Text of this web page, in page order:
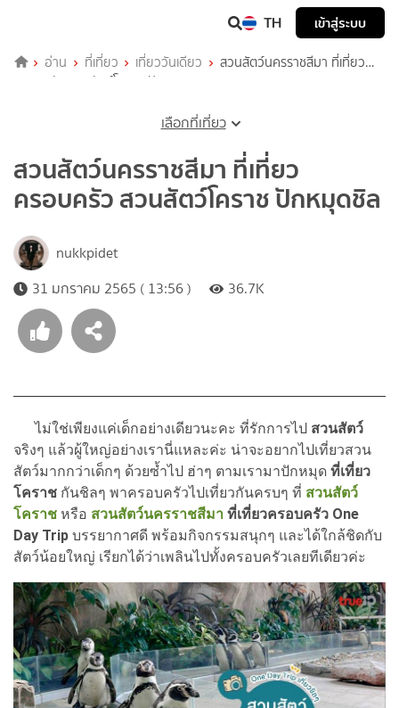
TH เข้าสู่ระบบ
อ่าน ที่เที่ยว เที่ยววันเดียว
สวนสัตว์นครราชสีมา ที่เที่ยว
ครอบครัว สวนสัตว์โคราช ปักหมุดชิล
เลือกที่เที่ยว
สวนสัตว์นครราชสีมา ที่เที่ยว
ครอบครัว สวนสัตว์โคราช ปักหมุดชิล
nukkpidet
31 มกราคม 2565 ( 13:56 )
36.7K
ไม่ใช่เพียงแค่เด็กอย่างเดียวนะคะ ที่รักการไป สวนสัตว์
จริงๆ แล้วผู้ใหญ่อย่างเรานี่แหละค่ะ น่าจะอยากไปเที่ยวสวน
สัตว์มากกว่าเด็กๆ ด้วยซ้ำไป ฮ่าๆ ตามเรามาปักหมุด ที่เที่ยว
โคราช กันชิลๆ พาครอบครัวไปเที่ยวกันครบๆ ที่ สวนสัตว์
โคราช หรือ สวนสัตว์นครราชสีมา ที่เที่ยวครอบครัว One
Day Trip บรรยากาศดี พร้อมกิจกรรมสนุกๆ และได้ใกล้ชิดกับ
สัตว์น้อยใหญ่ เรียกได้ว่าเพลินไปทั้งครอบครัวเลยทีเดียวค่ะ